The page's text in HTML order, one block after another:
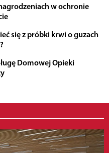
w ochronie
się z próbki krwi o guzach
Domowej Opieki